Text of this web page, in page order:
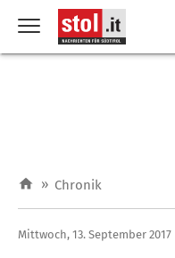
» Chronik
Mittwoch, 13. September 2017